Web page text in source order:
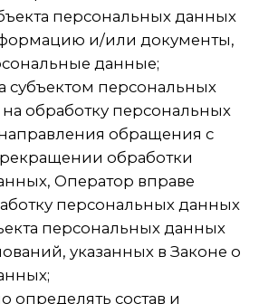
о персональных
данных имеют
касающуюся
данных, за
персональных
форме, и в
персональные
субъектам
исключением
основания